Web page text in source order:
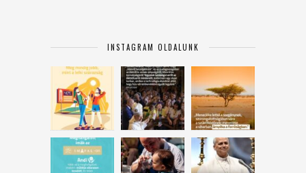
INSTAGRAM OLDALUNK